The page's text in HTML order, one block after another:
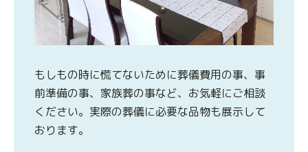
もしもの時に慌てないために葬儀費用の事、事
前準備の事、家族葬の事など、お気軽にご相談
ください。実際の葬儀に必要な品物も展示して
おります。